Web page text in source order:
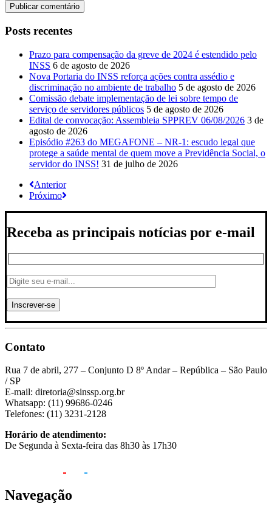
Posts recentes
Prazo para compensação da greve de 2024 é estendido pelo
INSS 6 de agosto de 2026
Nova Portaria do INSS reforça ações contra assédio e
discriminação no ambiente de trabalho 5 de agosto de 2026
Comissão debate implementação de lei sobre tempo de
serviço de servidores públicos 5 de agosto de 2026
Edital de convocação: Assembleia SPPREV 06/08/2026 3 de
agosto de 2026
Episódio #263 do MEGAFONE – NR-1: escudo legal que
protege a saúde mental de quem move a Previdência Social, o
servidor do INSS! 31 de julho de 2026
Anterior
Próximo
Receba as principais notícias por e-mail
Contato
Rua 7 de abril, 277 – Conjunto D 8º Andar – República – São Paulo
/ SP
E-mail: diretoria@sinssp.org.br
Whatsapp: (11) 99686-0246
Telefones: (11) 3231-2128
Horário de atendimento:
De Segunda à Sexta-feira das 8h30 às 17h30
Navegação